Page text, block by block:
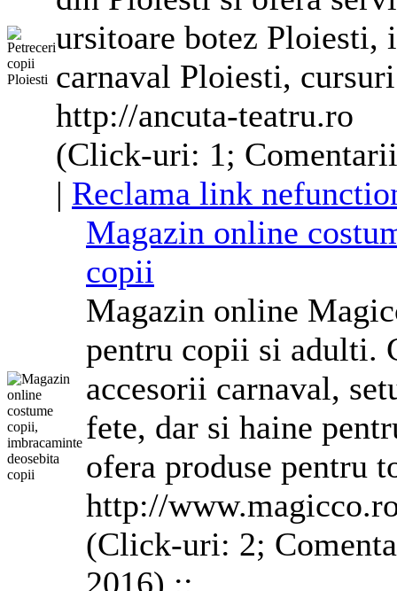
ursitoare botez
carnaval Ploiesti,
http://ancuta-teatru.ro
(Click-uri: 1;
| Reclama link
Magazin online
copii
Magazin online
pentru copii si adulti.
accesorii carnaval,
fete, dar si haine
ofera produse pentru
http://
(Click-uri: 2;
2016) ::